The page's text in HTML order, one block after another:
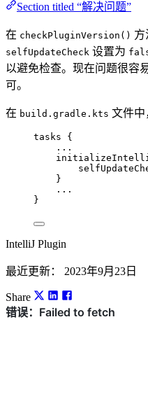
Section titled “解决问题”
在 checkPluginVersion() 方
selfUpdateCheck 设置为
以避免检查。现在问题很容
可。
在 build.gradle.kts 文件中
tasks {
.. .
}
.. .
}
IntelliJ Plugin
最近更新： 2023年9月23日
Share